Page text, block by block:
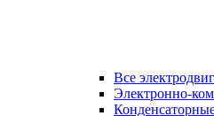
Все
Электронно-